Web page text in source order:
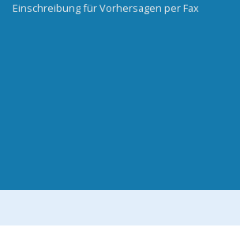
Einschreibung für Vorhersagen per Fax